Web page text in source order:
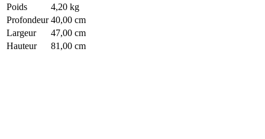
Poids
4,20 kg
Profondeur 40,00 cm
Largeur
47,00 cm
Hauteur
81,00 cm